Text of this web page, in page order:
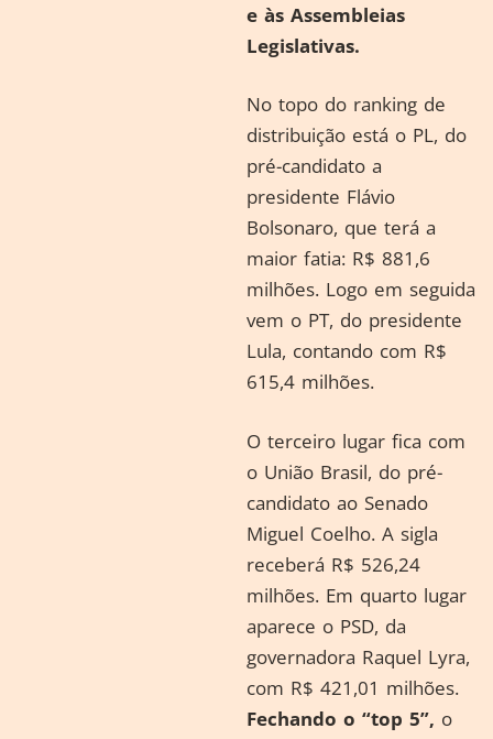
e às Assembleias
Legislativas.
No topo do ranking de
distribuição está o PL, do
pré-candidato a
presidente Flávio
Bolsonaro, que terá a
maior fatia: R$ 881,6
milhões. Logo em seguida
vem o PT, do presidente
Lula, contando com R$
615,4 milhões.
O terceiro lugar fica com
o União Brasil, do pré-
candidato ao Senado
Miguel Coelho. A sigla
receberá R$ 526,24
milhões. Em quarto lugar
aparece o PSD, da
governadora Raquel Lyra,
com R$ 421,01 milhões.
Fechando o “top 5”, o